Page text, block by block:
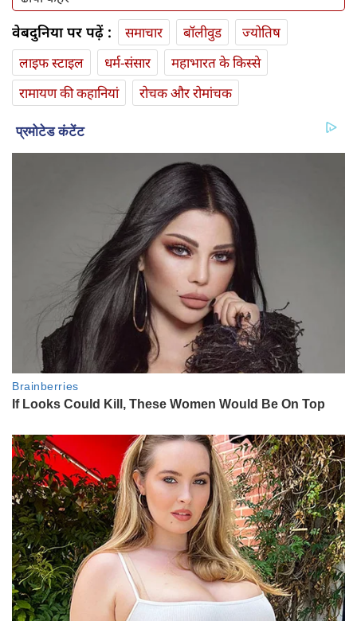
वेबदुनिया पर पढ़ें : समाचार बॉलीवुड
ज्योतिष
लाइफ स्‍टाइल
धर्म-संसार
महाभारत के किस्से
रामायण की कहानियां
रोचक और रोमांचक